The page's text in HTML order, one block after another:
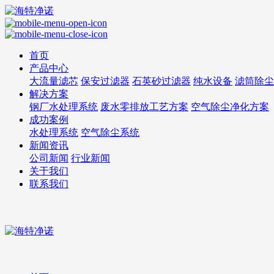
首页
产品中心
大流量滤芯 保安过滤器 石英砂过滤器 纯水设备 滤筒除
解决方案
钢厂水处理系统 废水零排放工艺方案 空气除尘净化方案
成功案例
水处理系统 空气除尘系统
新闻资讯
公司新闻 行业新闻
关于我们
联系我们